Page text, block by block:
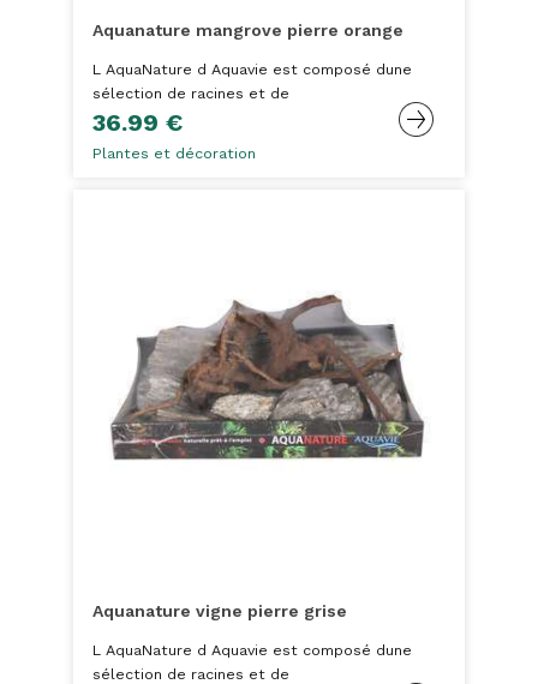
Aquanature mangrove pierre orange
L AquaNature d Aquavie est composé dune
sélection de racines et de
36.99 €
Plantes et décoration
Aquanature vigne pierre grise
L AquaNature d Aquavie est composé dune
sélection de racines et de